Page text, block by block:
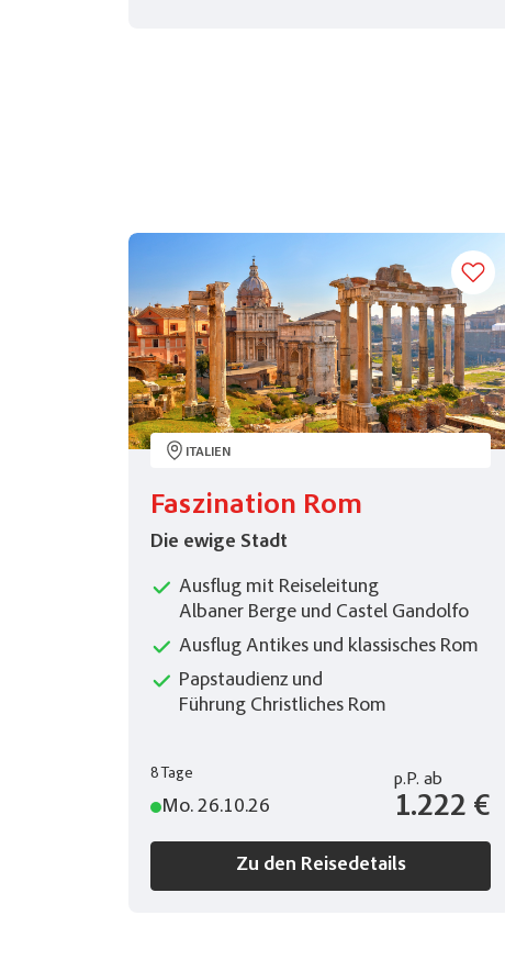
ITALIEN
Faszination Rom
Die ewige Stadt
Ausflug mit Reiseleitung
Albaner Berge und Castel Gandolfo
Ausflug Antikes und klassisches Rom
Papstaudienz und
Führung Christliches Rom
8 Tage
Mo. 26.10.26
p.P. ab
1.222 €
Zu den Reisedetails